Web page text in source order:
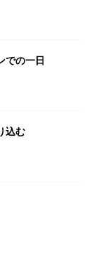
での一日
込む